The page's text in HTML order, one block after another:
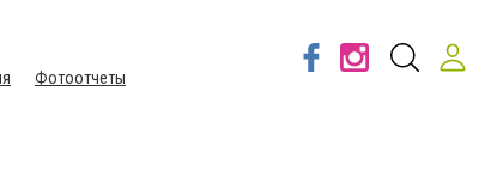
Фотоотчеты